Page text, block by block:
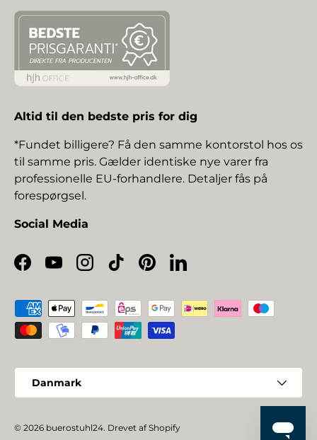
Altid til den bedste pris for dig
*Fundet billigere? Få den samme kontorstol hos os
til samme pris. Gælder identiske nye varer fra
professionelle EU-forhandlere. Detaljer fås på
forespørgsel.
Social Media
Facebook
YouTubeInstagram
TikTokPinterestLinkedIn
Betalingsmetoder
Danmark
© 2026 buerostuhl24. Drevet af Shopify